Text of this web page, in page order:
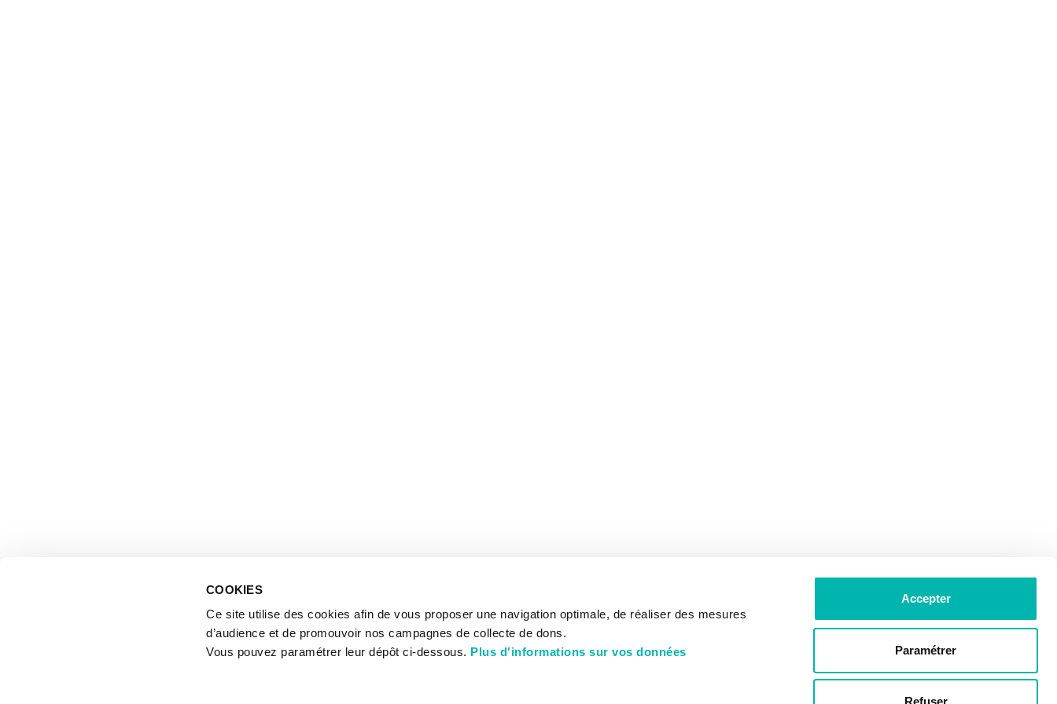
COOKIES
Ce site utilise des cookies afin de vous proposer une navigation optimale, de réaliser des mesures
d’audience et de promouvoir nos campagnes de collecte de dons.
Vous pouvez paramétrer leur dépôt ci-dessous. Plus d'informations sur vos données
Accepter
Paramétrer
Refuser